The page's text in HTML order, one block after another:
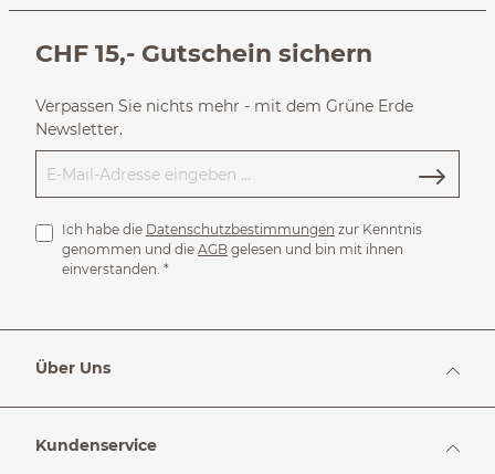
CHF 15,- Gutschein sichern
Verpassen Sie nichts mehr - mit dem Grüne Erde
Newsletter.
Ich habe die Datenschutzbestimmungen zur Kenntnis
genommen und die AGB gelesen und bin mit ihnen
einverstanden. *
Über Uns
Kundenservice